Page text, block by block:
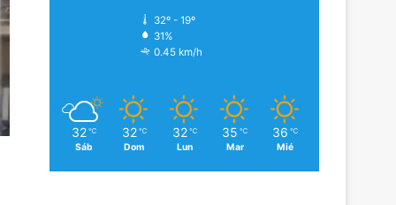
32º - 19º
31%
0.45 km/h
32 ℃
Sáb
32 ℃
Dom
32 ℃
Lun
35 ℃
Mar
36 ℃
Mié